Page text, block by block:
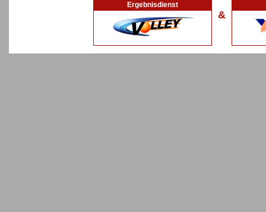
Ergebnisdienst
&